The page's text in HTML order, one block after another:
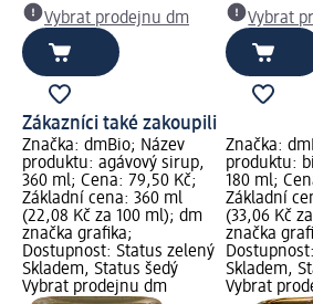
Vybrat prodejnu dm
Vybrat
Zákazníci také zakoupili
Značka: dmBio; Název
produktu: agávový sirup,
360 ml; Cena: 79,50 Kč;
Základní cena: 360 ml
(22,08 Kč za 100 ml); dm
značka grafika;
Dostupnost: Status zelený
Skladem, Status šedý
Vybrat prodejnu dm
Značka:
produktu:
180 ml;
Základní
(33,06 Kč
značka
Skladem,
Vybrat